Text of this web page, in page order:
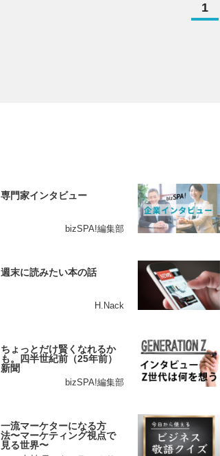
1
専門家インタビュー
bizSPA!編集部
週末に読みたい本の話
H.Nack
ちょっとだけ賢くなれるか
も。四半世紀前（25年前）
新聞
bizSPA!編集部
一流マーケターになる方
法〜マーケティング視点で
見る世界〜